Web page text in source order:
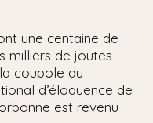
une centaine de
milliers de joutes
coupole du
d’éloquence de
est revenu